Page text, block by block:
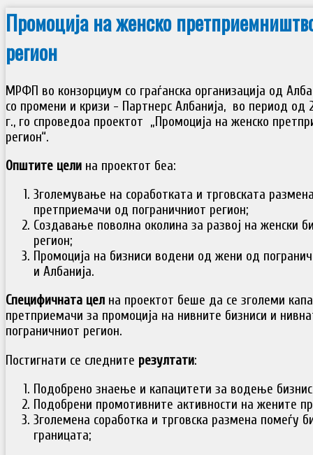
Промоција на женско
регион
МРФП во конзорциум со граѓанска организација од
со промени и кризи - Партнерс Албанија, во период од
г., го спроведоа проектот „Промоција на женско
регион“.
Општите цели на проектот беа:
Зголемување на соработката и трговската
претприемачи од пограничниот регион;
Создавање поволна околина за развој на женски
регион;
Промоција на бизниси водени од жени од
и Албанија.
Специфичната цел на проектот беше да се зголеми
претприемачи за промоција на нивните бизниси и
пограничниот регион.
Постигнати се следните резултати:
Подобрено знаење и капацитети за водење
Подобрени промотивните активности на жените
Зголемена соработка и трговска размена помеѓу
границата;